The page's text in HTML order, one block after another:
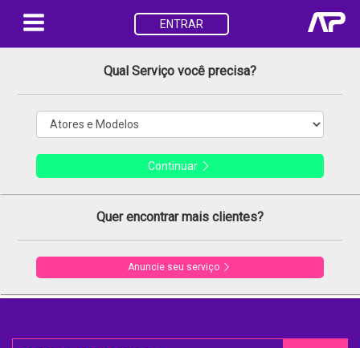
ENTRAR
Qual Serviço você precisa?
Continuar
Quer encontrar mais clientes?
Anuncie seu serviço